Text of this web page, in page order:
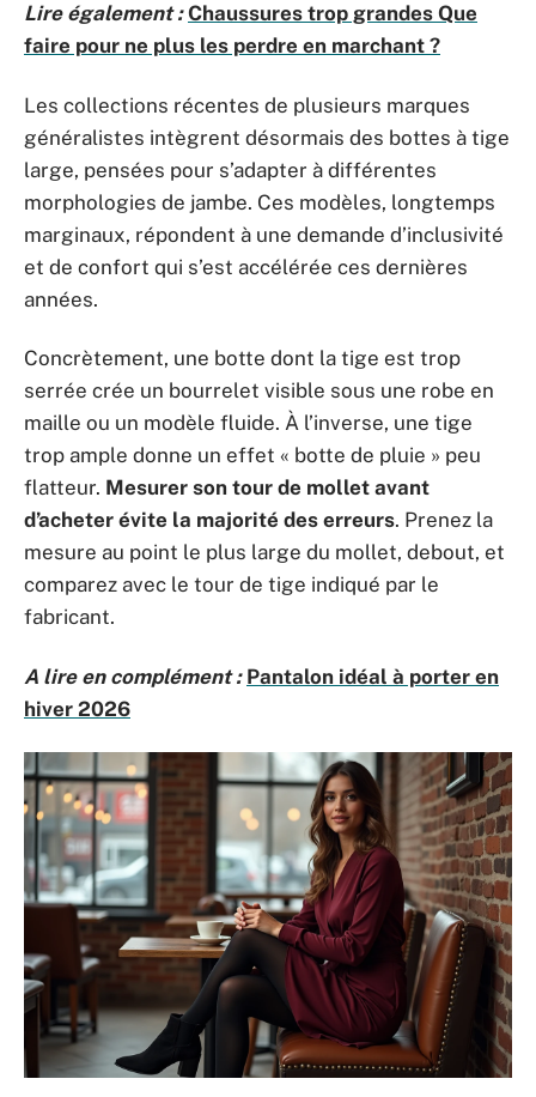
Lire également : Chaussures trop grandes Que
faire pour ne plus les perdre en marchant ?
Les collections récentes de plusieurs marques
généralistes intègrent désormais des bottes à tige
large, pensées pour s’adapter à différentes
morphologies de jambe. Ces modèles, longtemps
marginaux, répondent à une demande d’inclusivité
et de confort qui s’est accélérée ces dernières
années.
Concrètement, une botte dont la tige est trop
serrée crée un bourrelet visible sous une robe en
maille ou un modèle fluide. À l’inverse, une tige
trop ample donne un effet « botte de pluie » peu
flatteur. Mesurer son tour de mollet avant
d’acheter évite la majorité des erreurs. Prenez la
mesure au point le plus large du mollet, debout, et
comparez avec le tour de tige indiqué par le
fabricant.
A lire en complément : Pantalon idéal à porter en
hiver 2026